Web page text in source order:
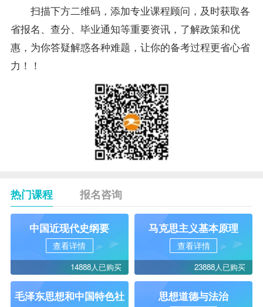
扫描下方二维码，添加专业课程顾问，及时获取各
省报名、查分、毕业通知等重要资讯，了解政策和优
惠，为你答疑解惑各种难题，让你的备考过程更省心省
力！！
热门课程 报名咨询
中国近现代史纲要
查看详情
14888人已购买
马克思主义基本原理
查看详情
23888人已购买
毛泽东思想和中国特色社
思想道德与法治